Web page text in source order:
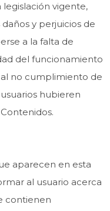
vigente,
y perjuicios de
a la falta de
del funcionamiento
al no cumplimiento de
hubieren
aparecen en esta
al usuario acerca
contienen